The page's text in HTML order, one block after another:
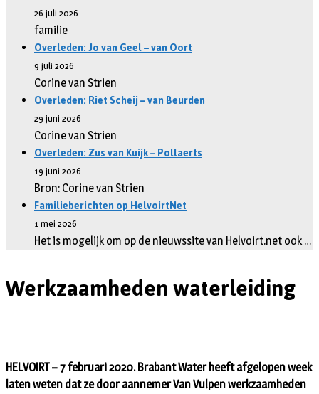
26 juli 2026
familie
Overleden: Jo van Geel – van Oort
9 juli 2026
Corine van Strien
Overleden: Riet Scheij – van Beurden
29 juni 2026
Corine van Strien
Overleden: Zus van Kuijk – Pollaerts
19 juni 2026
Bron: Corine van Strien
Familieberichten op HelvoirtNet
1 mei 2026
Het is mogelijk om op de nieuwssite van Helvoirt.net ook …
Werkzaamheden waterleiding
HELVOIRT – 7 februari 2020. Brabant Water heeft afgelopen week
laten weten dat ze door aannemer Van Vulpen werkzaamheden